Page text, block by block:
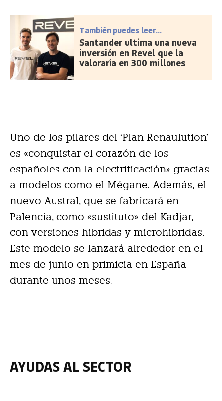
También puedes leer...
Santander ultima una nueva
inversión en Revel que la
valoraría en 300 millones
Uno de los pilares del ‘Plan Renaulution’
es «conquistar el corazón de los
españoles con la electrificación» gracias
a modelos como el Mégane. Además, el
nuevo Austral, que se fabricará en
Palencia, como «sustituto» del Kadjar,
con versiones híbridas y microhíbridas.
Este modelo se lanzará alrededor en el
mes de junio en primicia en España
durante unos meses.
AYUDAS AL SECTOR